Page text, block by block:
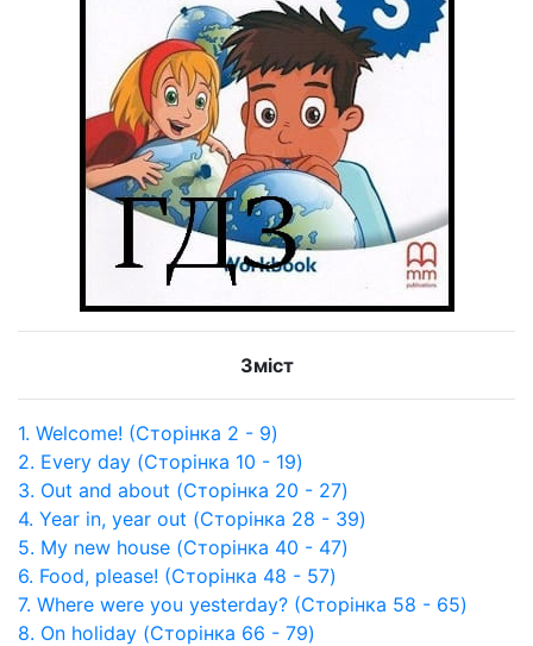
Зміст
1. Welcome! (Сторінка 2 - 9)
2. Every day (Сторінка 10 - 19)
3. Out and about (Сторінка 20 - 27)
4. Year in, year out (Сторінка 28 - 39)
5. My new house (Сторінка 40 - 47)
6. Food, please! (Сторінка 48 - 57)
7. Where were you yesterday? (Сторінка 58 - 65)
8. On holiday (Сторінка 66 - 79)